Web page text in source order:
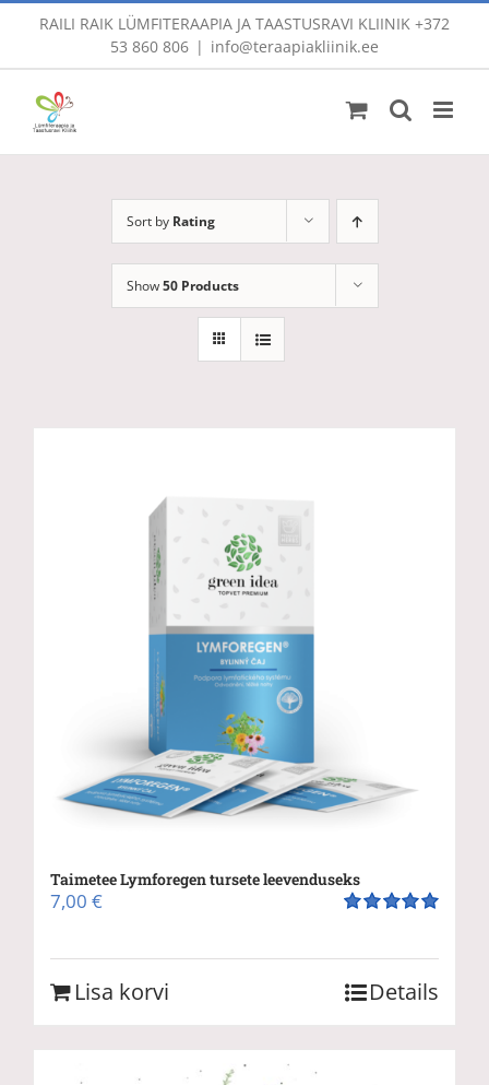
content
RAILI RAIK LÜMFITERAAPIA JA TAASTUSRAVI KLIINIK +372
53 860 806 | info@teraapiakliinik.ee
Sort by Rating
Show50 Products
Taimetee Lymforegen tursete leevenduseks
7,00 €
Lisa korvi Details